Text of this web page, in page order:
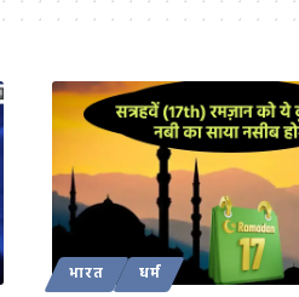
भारत धर्म